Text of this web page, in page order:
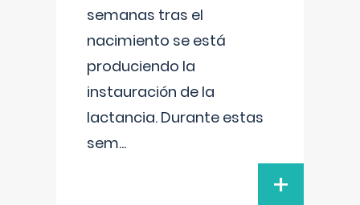
semanas tras el
nacimiento se está
produciendo la
instauración de la
lactancia. Durante estas
sem...
+